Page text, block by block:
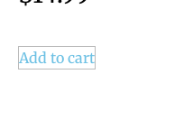
Add to cart